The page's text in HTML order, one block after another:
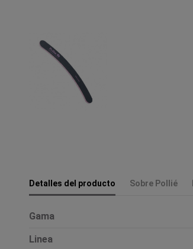
Detalles del producto Sobre Pollié
Gama
Linea